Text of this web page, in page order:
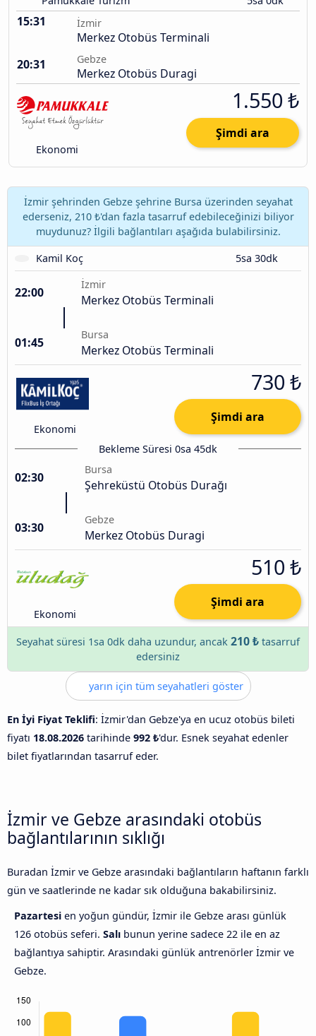
15:31 İzmir
Merkez Otobüs Terminali
20:31
Gebze
Merkez Otobüs Duragi
Ekonomi
1.550 ₺
Şimdi ara
İzmir şehrinden Gebze şehrine Bursa üzerinden seyahat
ederseniz, 210 ₺'dan fazla tasarruf edebileceğinizi biliyor
muydunuz? İlgili bağlantıları aşağıda bulabilirsiniz.
Kamil Koç
5sa 30dk
22:00
İzmir
Merkez Otobüs Terminali
01:45
Bursa
Merkez Otobüs Terminali
Ekonomi
730 ₺
Şimdi ara
Bekleme Süresi 0sa 45dk
02:30
Bursa
Şehreküstü Otobüs Durağı
03:30
Gebze
Merkez Otobüs Duragi
Ekonomi
510 ₺
Şimdi ara
Seyahat süresi 1sa 0dk daha uzundur, ancak 210 ₺ tasarruf
edersiniz
yarın için tüm seyahatleri göster
En İyi Fiyat Teklifi: İzmir'dan Gebze'ya en ucuz otobüs bileti
fiyatı 18.08.2026 tarihinde 992 ₺'dur. Esnek seyahat edenler
bilet fiyatlarından tasarruf eder.
İzmir ve Gebze arasındaki otobüs
bağlantılarının sıklığı
Buradan İzmir ve Gebze arasındaki bağlantıların haftanın farklı
gün ve saatlerinde ne kadar sık olduğuna bakabilirsiniz.
Pazartesi en yoğun gündür, İzmir ile Gebze arası günlük
126 otobüs seferi. Salı bunun yerine sadece 22 ile en az
bağlantıya sahiptir. Arasındaki günlük antrenörler İzmir ve
Gebze.